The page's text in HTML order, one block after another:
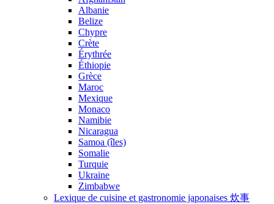
Albanie
Belize
Chypre
Crète
Érythrée
Éthiopie
Grèce
Maroc
Mexique
Monaco
Namibie
Nicaragua
Samoa (îles)
Somalie
Turquie
Ukraine
Zimbabwe
Lexique de cuisine et gastronomie japonaises 炊事